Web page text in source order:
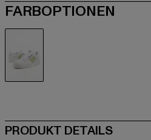
FARBOPTIONEN
PRODUKT DETAILS